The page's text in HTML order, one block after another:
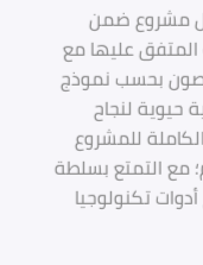
مشروع ضمن
المتفق عليها مع
بحسب نموذج
لنجاح
للمشروع
مع التمتع بسلطة
تكنولوجيا